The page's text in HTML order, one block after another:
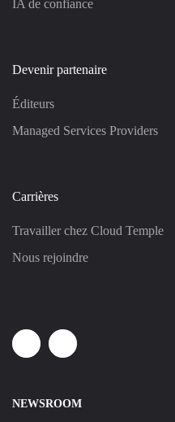
IA de confiance
Devenir partenaire
Éditeurs
Managed Services Providers
Carrières
Travailler chez Cloud Temple
Nous rejoindre
LinkedinYoutube
NEWSROOM